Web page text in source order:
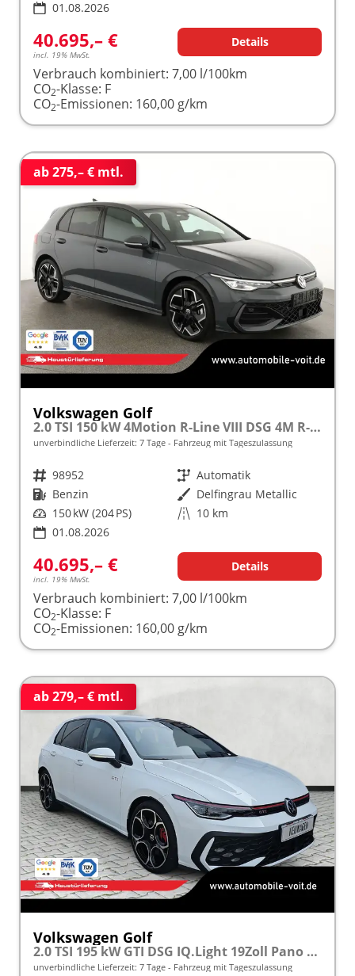
01.08.2026
40.695,– €
incl. 19% MwSt.
Details
Verbrauch kombiniert: 7,00 l/100km
CO2-Klasse: F
CO2-Emissionen: 160,00 g/km
ab 275,– € mtl.
Volkswagen Golf
2.0 TSI 150 kW 4Motion R-Line VIII DSG 4M R-LINE, AHK, LED-Plus, 18-Zoll, Side, Kamera, Winter, 3 J.-Garantie
unverbindliche Lieferzeit: 7 Tage Fahrzeug mit Tageszulassung
Fahrzeugnr. 98952 Getriebe Automatik
Kraftstoff Benzin Außenfarbe Delfingrau Metallic
Leistung 150 kW (204 PS) Kilometerstand 10 km
01.08.2026
40.695,– €
incl. 19% MwSt.
Details
Verbrauch kombiniert: 7,00 l/100km
CO2-Klasse: F
CO2-Emissionen: 160,00 g/km
ab 279,– € mtl.
Volkswagen Golf
2.0 TSI 195 kW GTI DSG IQ.Light 19Zoll Pano Kamera
unverbindliche Lieferzeit: 7 Tage Fahrzeug mit Tageszulassung